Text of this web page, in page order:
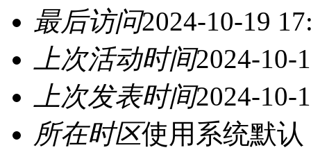
最后访问2024-10-19
上次活动时间2024-10-
上次发表时间2024-10-
所在时区使用系统默认